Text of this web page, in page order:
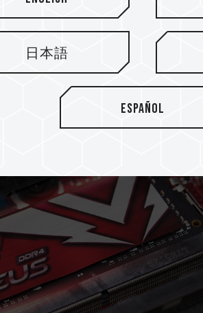
日本語
Español